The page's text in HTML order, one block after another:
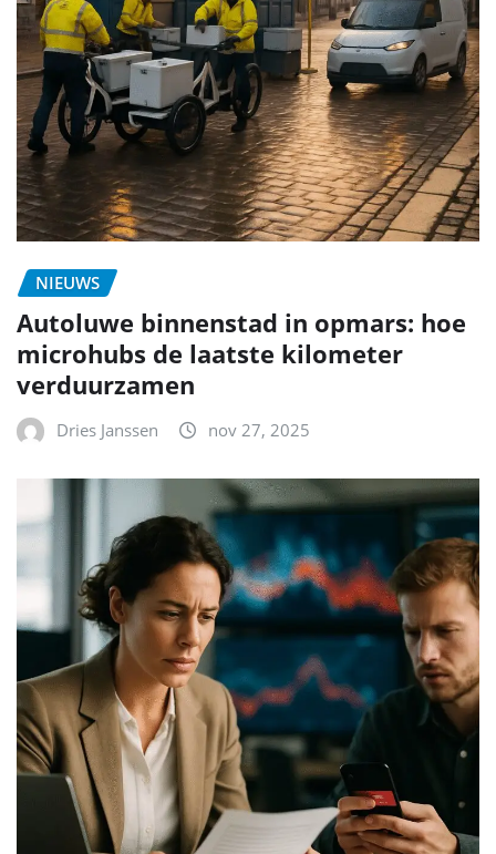
NIEUWS
Autoluwe binnenstad in opmars: hoe
microhubs de laatste kilometer
verduurzamen
Dries Janssen nov 27, 2025